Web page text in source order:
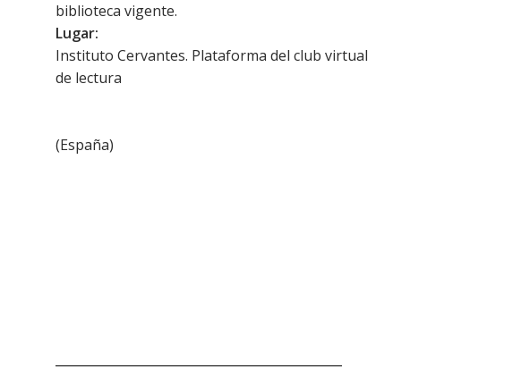
biblioteca vigente.
Lugar:
Instituto Cervantes. Plataforma del club virtual
de lectura
(España)